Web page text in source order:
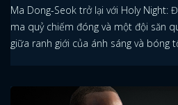
Ma Dong-Seok trở lại với Holy Night:
ma quỷ chiếm đóng và một đội săn
giữa ranh giới của ánh sáng và bóng